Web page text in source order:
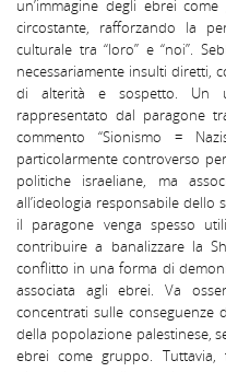
un’immagine degli ebrei
circostante, rafforzando la
culturale tra “loro” e “noi”.
necessariamente insulti diretti,
di alterità e sospetto. Un
rappresentato dal paragone
commento “Sionismo =
particolarmente controverso
politiche israeliane, ma
all’ideologia responsabile dello
il paragone venga spesso
contribuire a banalizzare la
conflitto in una forma di
associata agli ebrei. Va
concentrati sulle conseguenze
della popolazione palestinese,
ebrei come gruppo.